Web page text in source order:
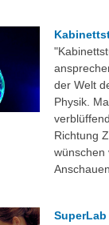
Botanischen
Oxi-Reinigern
der Welt
Physik.
Richtung
wünschen